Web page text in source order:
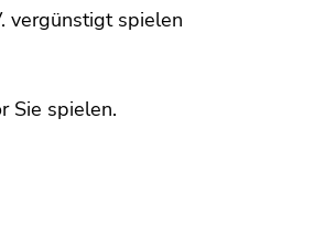
vergünstigt spielen
Sie spielen.